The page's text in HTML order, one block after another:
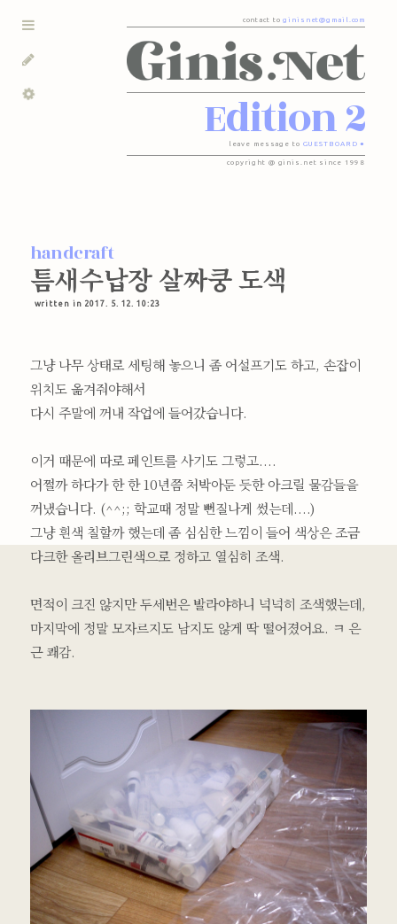
contact toginisnet@gmail.com
Edition 2
leave message to GUESTBOARD ●
copyright @ ginis.net since 1998
handcraft
틈새수납장 살짜쿵 도색
written in 2017. 5. 12. 10:23
그냥 나무 상태로 세팅해 놓으니 좀 어설프기도 하고, 손잡이
위치도 옮겨줘야해서
다시 주말에 꺼내 작업에 들어갔습니다.
이거 때문에 따로 페인트를 사기도 그렇고....
어쩔까 하다가 한 한 10년쯤 처박아둔 듯한 아크릴 물감들을
꺼냈습니다. (^^;; 학교때 정말 뻔질나게 썼는데....)
그냥 흰색 칠할까 했는데 좀 심심한 느낌이 들어 색상은 조금
다크한 올리브그린색으로 정하고 열심히 조색.
면적이 크진 않지만 두세번은 발라야하니 넉넉히 조색했는데,
마지막에 정말 모자르지도 남지도 않게 딱 떨어졌어요. ㅋ 은
근 쾌감.